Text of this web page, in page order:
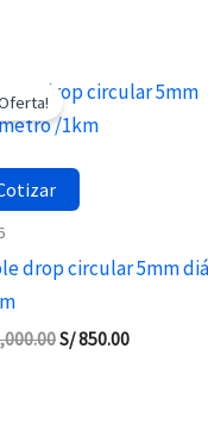
drop circular 5mm
precio
original
era:
S/850.00
precio